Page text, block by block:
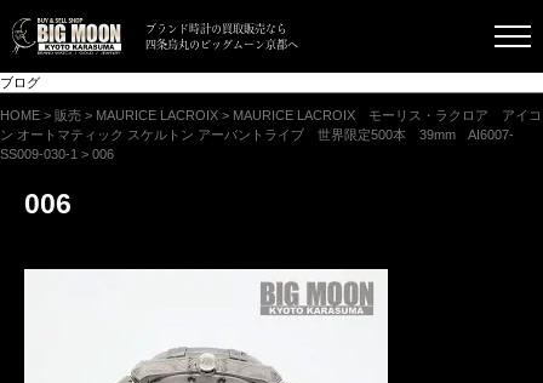
ブランド時計の買取販売なら
四条烏丸のビッグムーン京都へ
ブログ
HOME > 販売 > MAURICE LACROIX > MAURICE LACROIX モーリス・ラクロア アイコ
ン オートマティック スケルトン アーバントライブ 世界限定500本 39mm AI6007-
SS009-030-1 > 006
006